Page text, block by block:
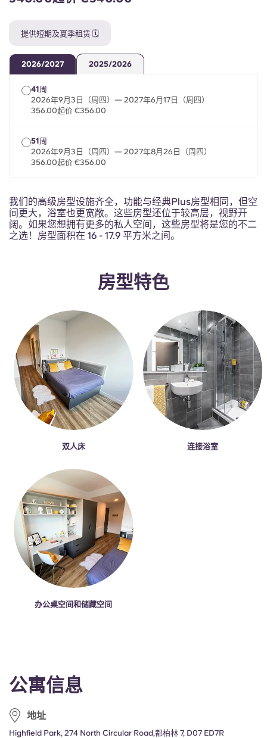
Deutsch
Italian
公寓信息
地址
Highfield Park, 274 North Circular Road,都柏林 7, D07 ED7R
提供短期及夏季租赁 🗓️
2026/2027 2025/2026
41周
2026年9月3日（周四）— 2027年6月17日（周四）
356.00起价 €356.00
51周
2026年9月3日（周四）— 2027年8月26日（周四）
356.00起价 €356.00
我们的高级房型设施齐全，功能与经典Plus房型相同，但空
间更大，浴室也更宽敞。这些房型还位于较高层，视野开
阔。如果您想拥有更多的私人空间，这些房型将是您的不二
之选！房型面积在 16 - 17.9 平方米之间。
房型特色
双人床 连接浴室
办公桌空间和储藏空间